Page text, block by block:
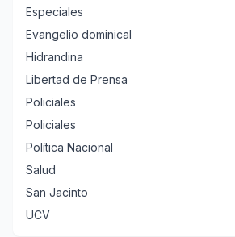
Especiales
Evangelio dominical
Hidrandina
Libertad de Prensa
Policiales
Policiales
Política Nacional
Salud
San Jacinto
UCV